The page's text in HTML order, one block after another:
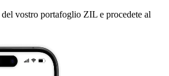
vostro portafoglio ZIL e procedete al